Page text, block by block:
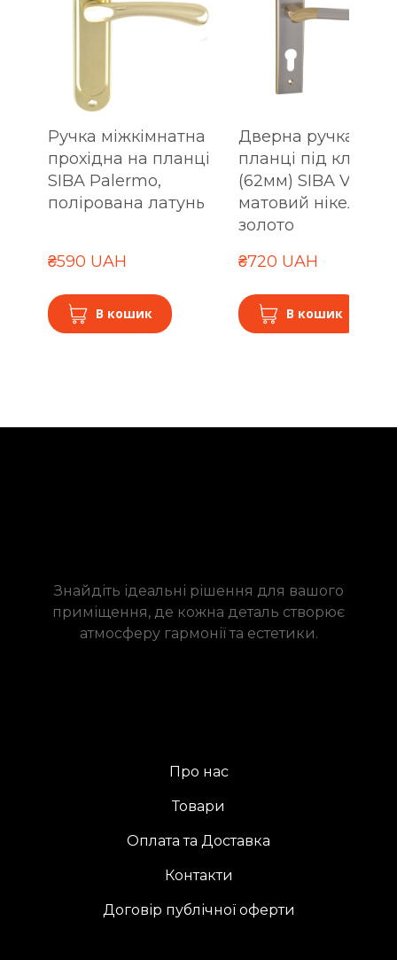
Ручка міжкімнатна
прохідна на планці
SIBA Palermo,
полірована латунь
₴590 UAH
В кошик
Дверна ручка на
планці під ключ
(62мм) SIBA
матовий нікель-
золото
₴720 UAH
В кошик
Знайдіть ідеальні рішення для вашого
приміщення, де кожна деталь створює
атмосферу гармонії та естетики.
Про нас
Товари
Оплата та Доставка
Контакти
Договір публічної оферти